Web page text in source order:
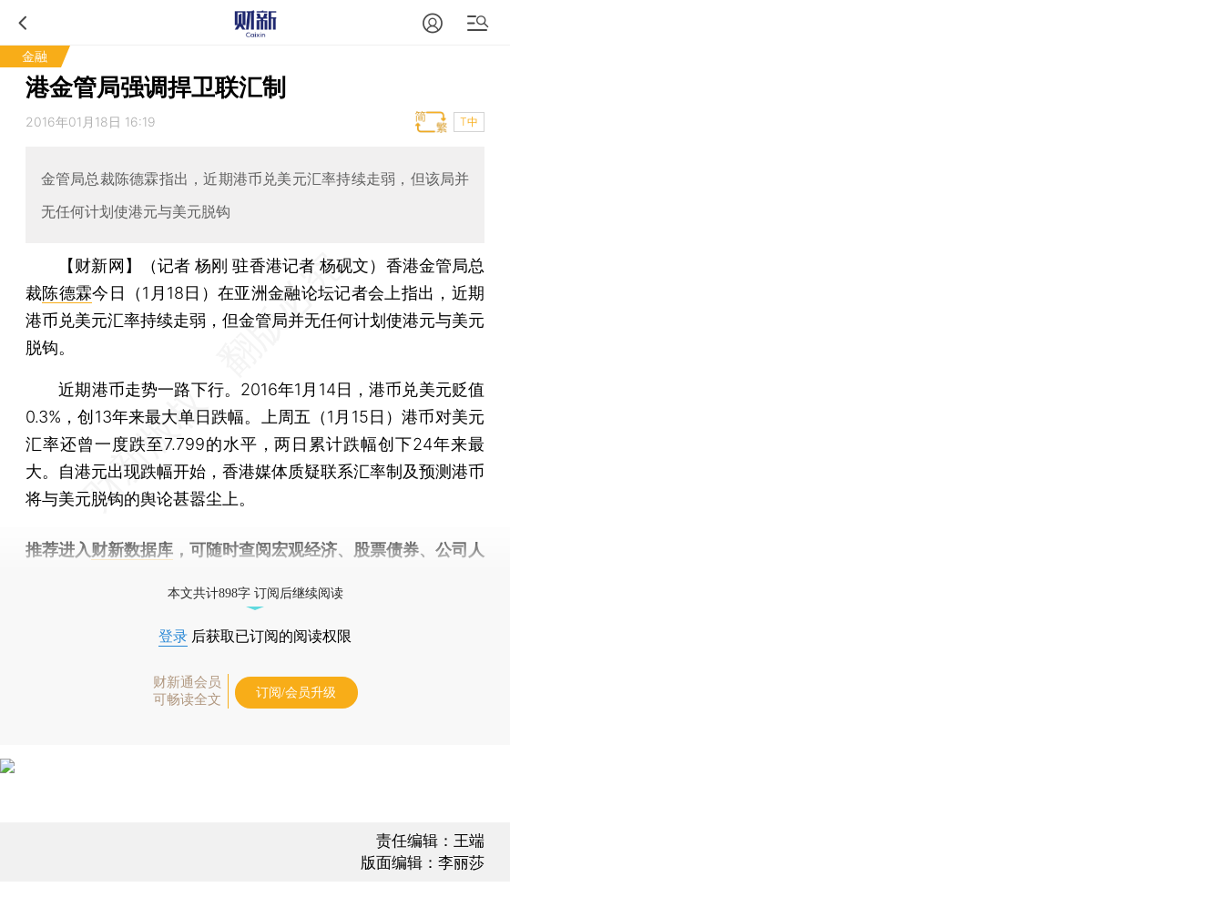
金融
港金管局强调捍卫联汇制
2016年01月18日 16:19 T中
金管局总裁陈德霖指出，近期港币兑美元汇率持续走弱，但该局并
无任何计划使港元与美元脱钩
【财新网】（记者 杨刚 驻香港记者 杨砚文） 香港金管局总
裁陈德霖今日（1月18日）在亚洲金融论坛记者会上指出，近期
港币兑美元汇率持续走弱，但金管局并无任何计划使港元与美元
脱钩。
近期港币走势一路下行。2016年1月14日，港币兑美元贬值
0.3%，创13年来最大单日跌幅。上周五（1月15日）港币对美元
汇率还曾一度跌至7.799的水平，两日累计跌幅创下24年来最
大。自港元出现跌幅开始，香港媒体质疑联系汇率制及预测港币
将与美元脱钩的舆论甚嚣尘上。
推荐进入财新数据库 ，可随时查阅宏观经济、股票债券、公司人
本文共计898字 订阅后继续阅读
登录 后获取已订阅的阅读权限
财新通会员
可畅读全文
订阅/会员升级
责任编辑：王端
版面编辑：李丽莎